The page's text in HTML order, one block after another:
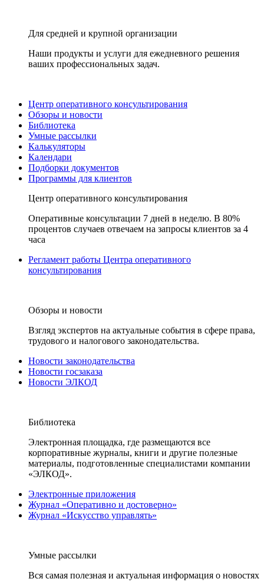
Для средней и крупной организации
Наши продукты и услуги для ежедневного решения
ваших профессиональных задач.
Центр оперативного консультирования
Обзоры и новости
Библиотека
Умные рассылки
Калькуляторы
Календари
Подборки документов
Программы для клиентов
Центр оперативного консультирования
Оперативные консультации 7 дней в неделю. В 80%
процентов случаев отвечаем на запросы клиентов за 4
часа
Регламент работы Центра оперативного
консультирования
Обзоры и новости
Взгляд экспертов на актуальные события в сфере права,
трудового и налогового законодательства.
Новости законодательства
Новости госзаказа
Новости ЭЛКОД
Библиотека
Электронная площадка, где размещаются все
корпоративные журналы, книги и другие полезные
материалы, подготовленные специалистами компании
«ЭЛКОД».
Электронные приложения
Журнал «Оперативно и достоверно»
Журнал «Искусство управлять»
Умные рассылки
Вся самая полезная и актуальная информация о новостях